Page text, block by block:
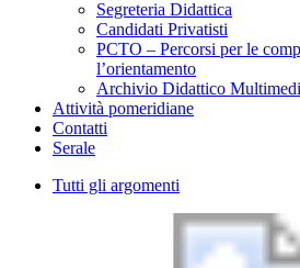
Segreteria Didattica
Candidati Privatisti
PCTO – Percorsi per le
l’orientamento
Archivio Didattico
Attività pomeridiane
Contatti
Serale
Tutti gli argomenti